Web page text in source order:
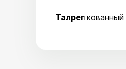
Талреп кованный